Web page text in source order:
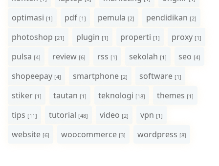
optimasi [1] pdf [1] pemula [2] pendidikan [2]
photoshop [21] plugin [1] properti [1] proxy [1]
pulsa [4] review [6] rss [1] sekolah [1] seo [4]
shopeepay [4] smartphone [2] software [1]
stiker [1] tautan [1] teknologi [18] themes [1]
tips [11] tutorial [48] video [2] vpn [1]
website [6] woocommerce [3] wordpress [8]